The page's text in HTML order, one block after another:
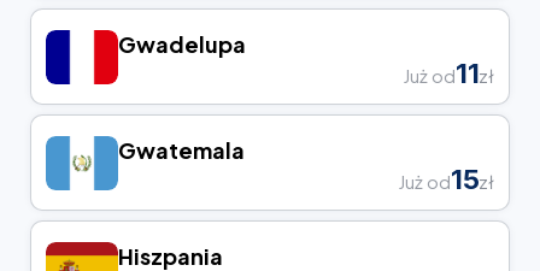
Gwadelupa
Już od11zł
Gwatemala
Już od15zł
Hiszpania